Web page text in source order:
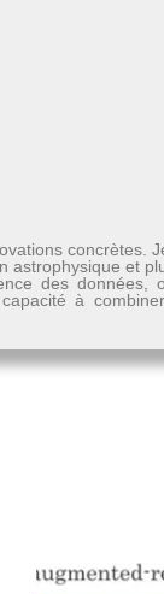
concrètes.
astrophysique et
des données,
à